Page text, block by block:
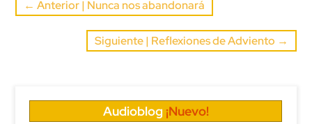
←Anterior | Nunca nos abandonará
Siguiente | Reflexiones de Adviento →
Audioblog ¡Nuevo!